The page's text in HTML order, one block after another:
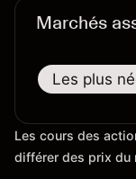
Marchés
Les plus
Les cours des
différer des prix du